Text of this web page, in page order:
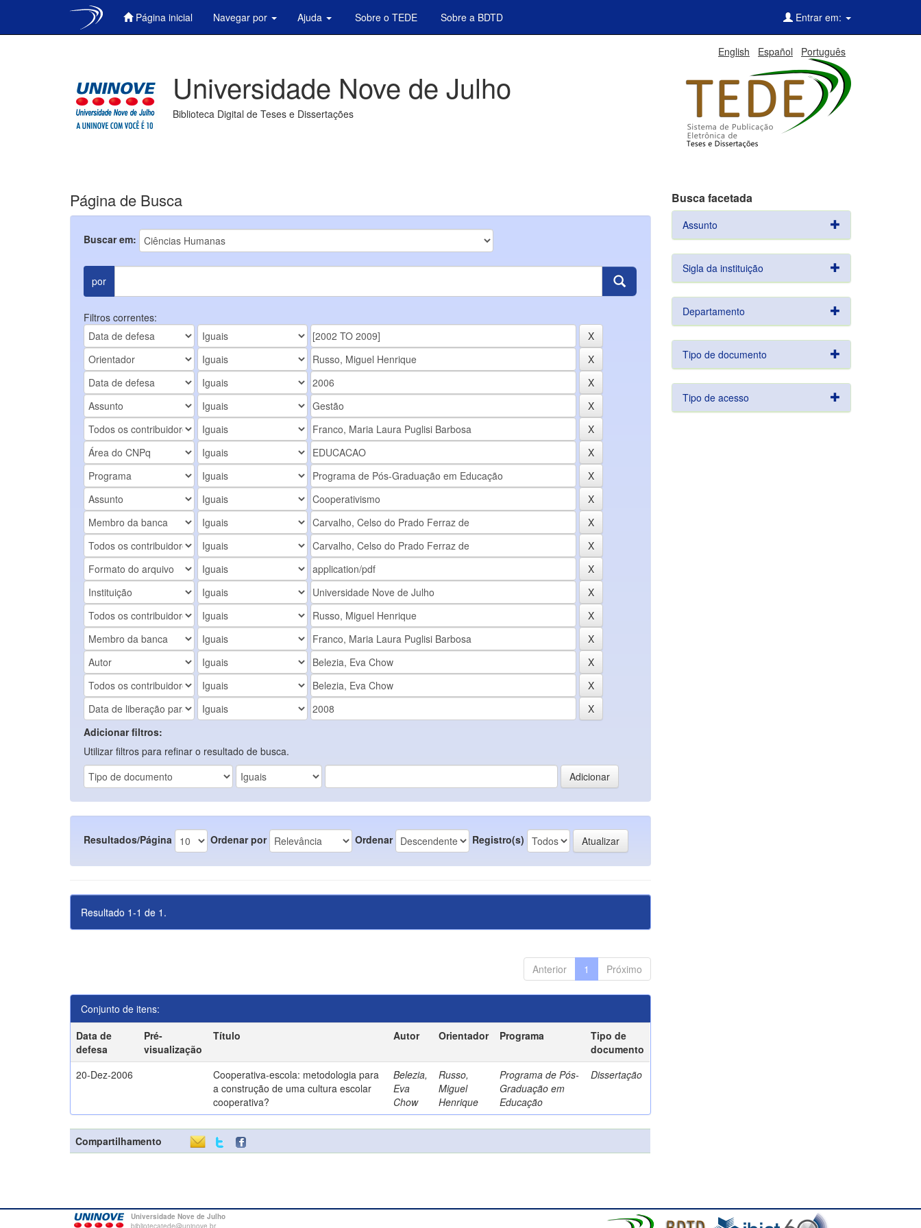
Página inicial Navegar por Ajuda Sobre o TEDE Sobre a BDTD Entrar em:
English Español Português
Universidade Nove de Julho
Biblioteca Digital de Teses e Dissertações
Página de Busca
Buscar em:
por
Filtros correntes:
Adicionar filtros:
Utilizar filtros para refinar o resultado de busca.
Resultados/Página Ordenar por Ordenar Registro(s)
Resultado 1-1 de 1.
Anterior 1 Próximo
Conjunto de itens:
Data de
defesa
Pré-
visualização
Título Autor Orientador Programa
Tipo de
documento
20-Dez-2006
Cooperativa-escola: metodologia para
a construção de uma cultura escolar
cooperativa?
Belezia,
Eva
Chow
Russo,
Miguel
Henrique
Programa de Pós-
Graduação em
Educação
Dissertação
Compartilhamento
Busca facetada
Assunto
Sigla da instituição
Departamento
Tipo de documento
Tipo de acesso
Universidade Nove de Julho
bibliotecatede@uninove.br